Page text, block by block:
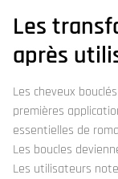
Les
après
Les cheveux
premières
essentielles de
Les boucles
Les utilisateurs